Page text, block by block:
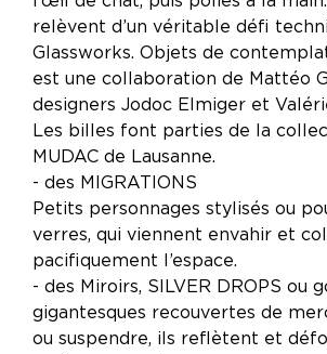
relèvent d’un véritable défi
Glassworks. Objets de
est une collaboration de Mattéo
designers Jodoc Elmiger et
Les billes font parties de la
MUDAC de Lausanne.
- des MIGRATIONS
Petits personnages stylisés ou
verres, qui viennent envahir et
pacifiquement l’espace.
- des Miroirs, SILVER DROPS ou
gigantesques recouvertes de
ou suspendre, ils reflètent et